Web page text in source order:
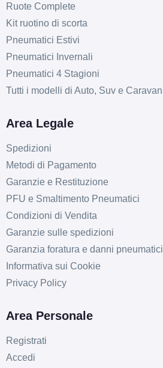
Ruote Complete
Kit ruotino di scorta
Pneumatici Estivi
Pneumatici Invernali
Pneumatici 4 Stagioni
Tutti i modelli di Auto, Suv e Caravan
Area Legale
Spedizioni
Metodi di Pagamento
Garanzie e Restituzione
PFU e Smaltimento Pneumatici
Condizioni di Vendita
Garanzie sulle spedizioni
Garanzia foratura e danni pneumatici
Informativa sui Cookie
Privacy Policy
Area Personale
Registrati
Accedi